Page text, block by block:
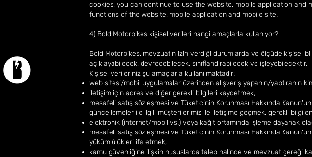
cookies, you can continue to use the website, mobile application
functions of the website, mobile application and mobile site.
4) Bold Motorbikes kişisel verileri hangi amaçlarla kullanıyor?
Bold Motorbikes, mevzuatın izin verdiği durumlarda ve ölçüde kişisel
açıklayabilecek, devredebilecek, sınıflandırabilecek ve işleyebilecektir.
Kişisel verileriniz şu amaçlarla kullanılmaktadır:
web sitesi/mobil uygulamalar üzerinden alışveriş yapanın/yaptıranın
iletişim için adres ve diğer gerekli bilgileri kaydetmek,
mesafeli satış sözleşmesi ve Tüketicinin Korunması Hakkında
güncellemeler ile ilgili müşterilerimiz ile iletişime geçmek, gerekli
elektronik (internet/mobil vs.) veya kağıt ortamında işleme dayanak
mesafeli satış sözleşmesi ve Tüketicinin Korunması Hakkında
yükümlülükleri ifa etmek,
kamu güvenliğine ilişkin hususlarda talep halinde ve mevzuat gereği